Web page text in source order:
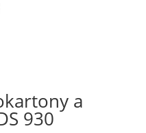
a
930